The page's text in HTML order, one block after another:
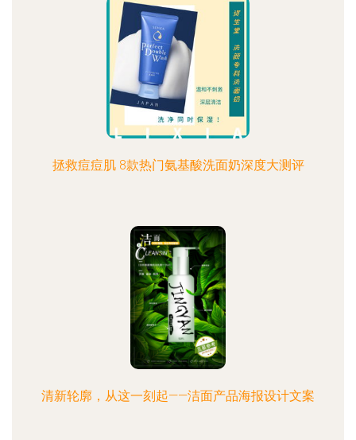
拯救痘痘肌 8款热门氨基酸洗面奶深度大测评
清新轮廓，从这一刻起——洁面产品海报设计文案